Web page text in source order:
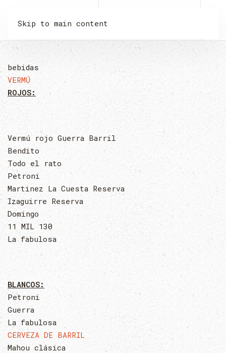
Skip to main content
LA MALQUERIDA
bebidas
VERMÚ
ROJOS:
Vermú rojo Guerra Barril
Bendito
Todo el rato
Petroni
Martinez La Cuesta Reserva
Izaguirre Reserva
Domingo
11 MIL 130
La fabulosa
BLANCOS:
Petroni
Guerra
La fabulosa
CERVEZA DE BARRIL
Mahou clásica